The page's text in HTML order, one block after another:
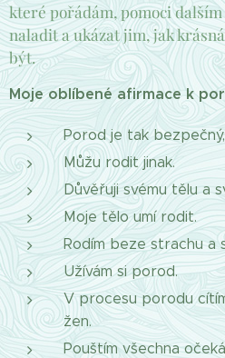
které pořádám, pomoci
naladit a ukázat jim, jak
být.
Moje oblíbené afirmace k
Porod je tak
Můžu rodit jinak.
Důvěřuji svému tělu a
Moje tělo umí rodit.
Rodím beze strachu a
Užívám si porod.
V procesu porodu
žen.
Pouštím všechna